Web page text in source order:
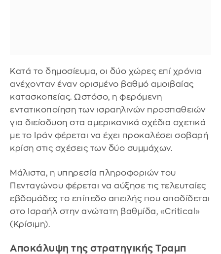
Κατά το δημοσίευμα, οι δύο χώρες επί χρόνια
ανέχονταν έναν ορισμένο βαθμό αμοιβαίας
κατασκοπείας. Ωστόσο, η φερόμενη
εντατικοποίηση των ισραηλινών προσπαθειών
για διείσδυση στα αμερικανικά σχέδια σχετικά
με το Ιράν φέρεται να έχει προκαλέσει σοβαρή
κρίση στις σχέσεις των δύο συμμάχων.
Μάλιστα, η υπηρεσία πληροφοριών του
Πενταγώνου φέρεται να αύξησε τις τελευταίες
εβδομάδες το επίπεδο απειλής που αποδίδεται
στο Ισραήλ στην ανώτατη βαθμίδα, «Critical»
(Κρίσιμη).
Αποκάλυψη της στρατηγικής Τραμπ